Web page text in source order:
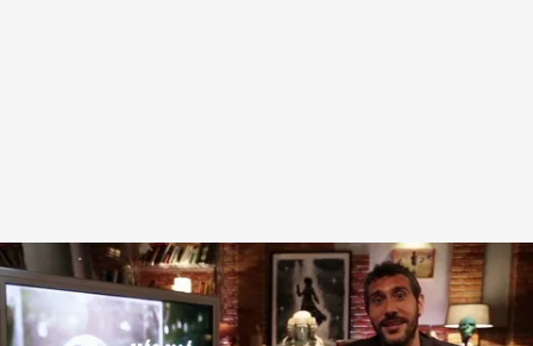
cuatro.com
19 JUN 2016 - 21:00h.